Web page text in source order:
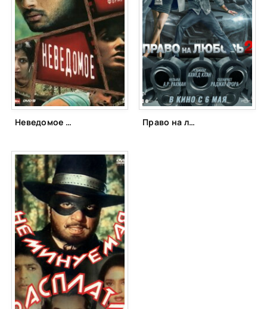
Неведомое (2009) Право на любовь 2 (2022)